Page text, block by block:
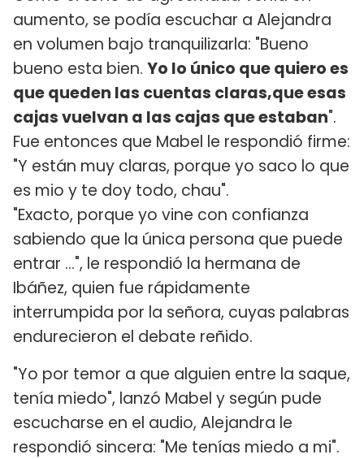
aumento, se podía escuchar a Alejandra
en volumen bajo tranquilizarla: "Bueno
bueno esta bien. Yo lo único que quiero es
que queden las cuentas claras,que esas
cajas vuelvan a las cajas que estaban".
Fue entonces que Mabel le respondió firme:
"Y están muy claras, porque yo saco lo que
es mio y te doy todo, chau".
"Exacto, porque yo vine con confianza
sabiendo que la única persona que puede
entrar ...", le respondió la hermana de
Ibáñez, quien fue rápidamente
interrumpida por la señora, cuyas palabras
endurecieron el debate reñido.
"Yo por temor a que alguien entre la saque,
tenía miedo", lanzó Mabel y según pude
escucharse en el audio, Alejandra le
respondió sincera: "Me tenías miedo a mi".